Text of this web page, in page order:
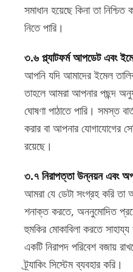
সমাধান হয়েছে কিনা তা
নিতে পারি।
৩.৬ প্ল্যাটফর্ম আপডেট এবং
আপনি যদি আমাদের ইমেল
তাহলে আমরা আপনার পছন্দ
ঘোষণা পাঠাতে পারি। সমস্ত
করার বা আপনার যোগাযোগের
রয়েছে।
৩.৭ নিরাপত্তা উন্নয়ন এবং
আমরা যে ডেটা সংগ্রহ করি
শনাক্ত করতে, অননুমোদিত
হুমকির মোকাবিলা করতে
একটি নিরাপদ পরিবেশ বজায়
ট্র্যাকিং সিস্টেম ব্যবহার করি।